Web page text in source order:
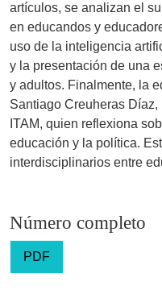
artículos, se analizan el
en educandos y
uso de la inteligencia
y la presentación de una
y adultos. Finalmente, la
Santiago Creuheras
ITAM, quien reflexiona
educación y la política.
interdisciplinarios entre
Número completo
PDF